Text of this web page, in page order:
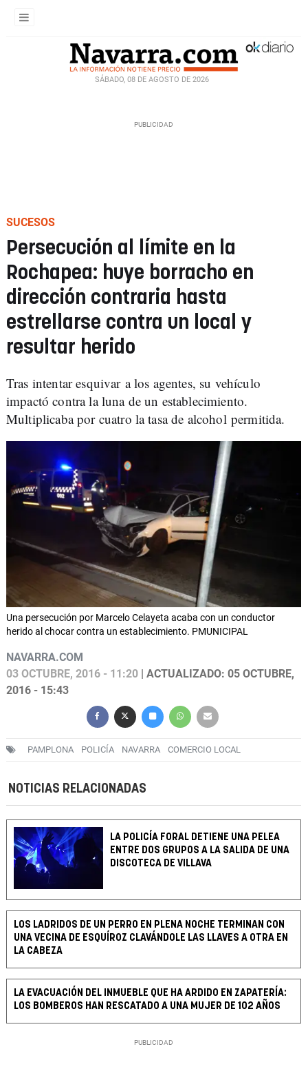
SÁBADO, 08 DE AGOSTO DE 2026
SUCESOS
Persecución al límite en la
Rochapea: huye borracho en
dirección contraria hasta
estrellarse contra un local y
resultar herido
Tras intentar esquivar a los agentes, su vehículo
impactó contra la luna de un establecimiento.
Multiplicaba por cuatro la tasa de alcohol permitida.
Una persecución por Marcelo Celayeta acaba con un conductor
herido al chocar contra un establecimiento. PMUNICIPAL
NAVARRA.COM
03 OCTUBRE, 2016 - 11:20 | ACTUALIZADO: 05 OCTUBRE,
2016 - 15:43
PAMPLONA POLICÍA NAVARRA COMERCIO LOCAL
NOTICIAS RELACIONADAS
LA POLICÍA FORAL DETIENE UNA PELEA
ENTRE DOS GRUPOS A LA SALIDA DE UNA
DISCOTECA DE VILLAVA
LOS LADRIDOS DE UN PERRO EN PLENA NOCHE TERMINAN CON
UNA VECINA DE ESQUÍROZ CLAVÁNDOLE LAS LLAVES A OTRA EN
LA CABEZA
LA EVACUACIÓN DEL INMUEBLE QUE HA ARDIDO EN ZAPATERÍA:
LOS BOMBEROS HAN RESCATADO A UNA MUJER DE 102 AÑOS